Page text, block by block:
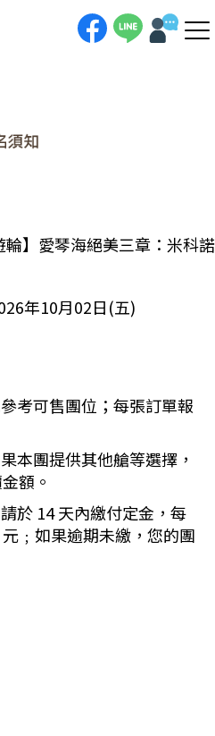
輪】愛琴海絕美三章：米科諾
年10月02日(五)
考可售團位；每張訂單報
本團提供其他艙等選擇，
額。
於 14 天內繳付定金，每
﹔如果逾期未繳，您的團